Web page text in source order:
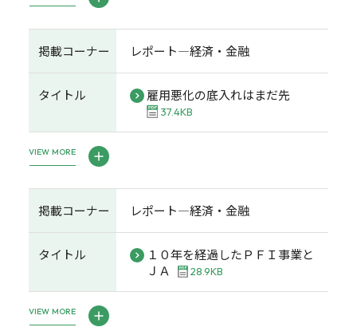
掲載コーナー レポート―経済・金融
タイトル 雇用悪化の底入れはまだ先
37.4KB
VIEW MORE
掲載コーナー レポート―経済・金融
タイトル
１０年を経過したＰＦＩ事業と
ＪＡ
28.9KB
VIEW MORE